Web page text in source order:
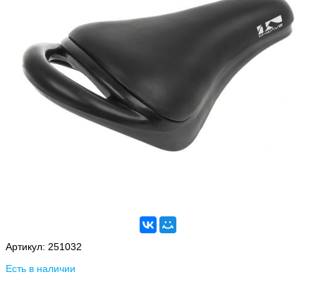
Артикул: 251032
Есть в наличии